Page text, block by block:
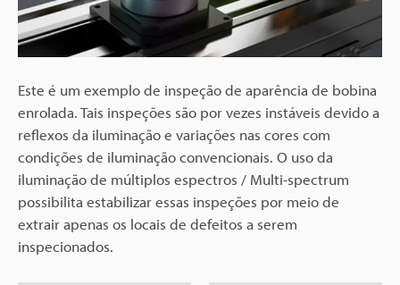
Este é um exemplo de inspeção de aparência de bobina
enrolada. Tais inspeções são por vezes instáveis devido a
reflexos da iluminação e variações nas cores com
condições de iluminação convencionais. O uso da
iluminação de múltiplos espectros / Multi-spectrum
possibilita estabilizar essas inspeções por meio de
extrair apenas os locais de defeitos a serem
inspecionados.